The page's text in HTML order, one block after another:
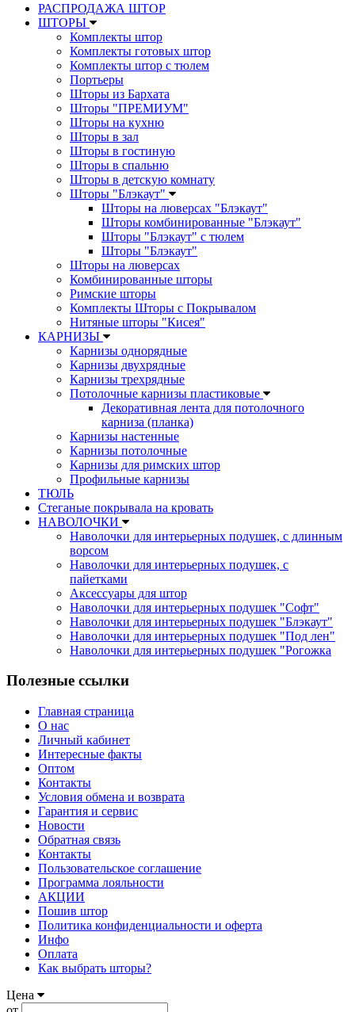
РАСПРОДАЖА ШТОР
ШТОРЫ
Комплекты штор
Комплекты готовых штор
Комплекты штор с тюлем
Портьеры
Шторы из Бархата
Шторы "ПРЕМИУМ"
Шторы на кухню
Шторы в зал
Шторы в гостиную
Шторы в спальню
Шторы в детскую комнату
Шторы "Блэкаут"
Шторы на люверсах "Блэкаут"
Шторы комбинированные "Блэкаут"
Шторы "Блэкаут" с тюлем
Шторы "Блэкаут"
Шторы на люверсах
Комбинированные шторы
Римские шторы
Комплекты Шторы c Покрывалом
Нитяные шторы "Кисея"
КАРНИЗЫ
Карнизы однорядные
Карнизы двухрядные
Карнизы трехрядные
Потолочные карнизы пластиковые
Декоративная лента для потолочного
карниза (планка)
Карнизы настенные
Карнизы потолочные
Карнизы для римских штор
Профильные карнизы
ТЮЛЬ
Стеганые покрывала на кровать
НАВОЛОЧКИ
Наволочки для интерьерных подушек, с длинным
ворсом
Наволочки для интерьерных подушек, с
пайетками
Аксессуары для штор
Наволочки для интерьерных подушек "Софт"
Наволочки для интерьерных подушек "Блэкаут"
Наволочки для интерьерных подушек "Под лен"
Наволочки для интерьерных подушек "Рогожка
Полезные ссылки
Главная страница
О нас
Личный кабинет
Интересные факты
Оптом
Контакты
Условия обмена и возврата
Гарантия и сервис
Новости
Обратная связь
Контакты
Пользовательское соглашение
Программа лояльности
АКЦИИ
Пошив штор
Политика конфиденциальности и оферта
Инфо
Оплата
Как выбрать шторы?
Цена